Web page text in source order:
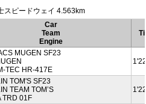
スピードウェイ 4.563km
Car
Team
Engine
MUGEN SF23
TEC HR-417E
TOM'S SF23
TEAM TOMʼS
TRD 01F